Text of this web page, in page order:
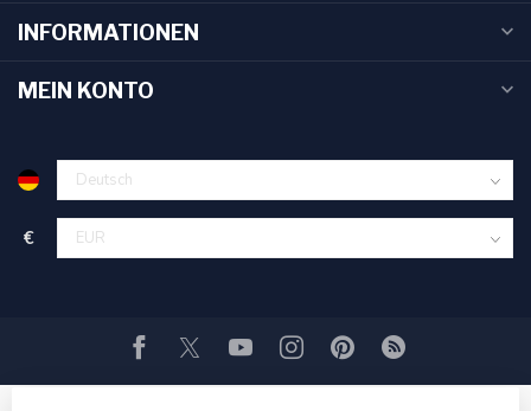
INFORMATIONEN
MEIN KONTO
€